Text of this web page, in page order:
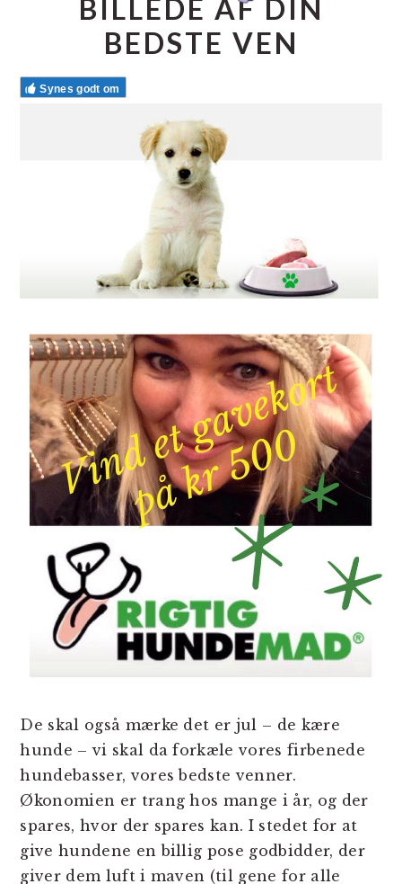
BILLEDE AF DIN
BEDSTE VEN
Synes godt om
De skal også mærke det er jul – de kære
hunde – vi skal da forkæle vores firbenede
hundebasser, vores bedste venner.
Økonomien er trang hos mange i år, og der
spares, hvor der spares kan. I stedet for at
give hundene en billig pose godbidder, der
giver dem luft i maven (til gene for alle